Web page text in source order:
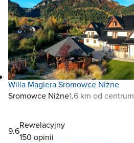
Willa Magiera Sromowce Niżne
Sromowce Niżne1,6 km od centrum
9.6
Rewelacyjny
150 opinii